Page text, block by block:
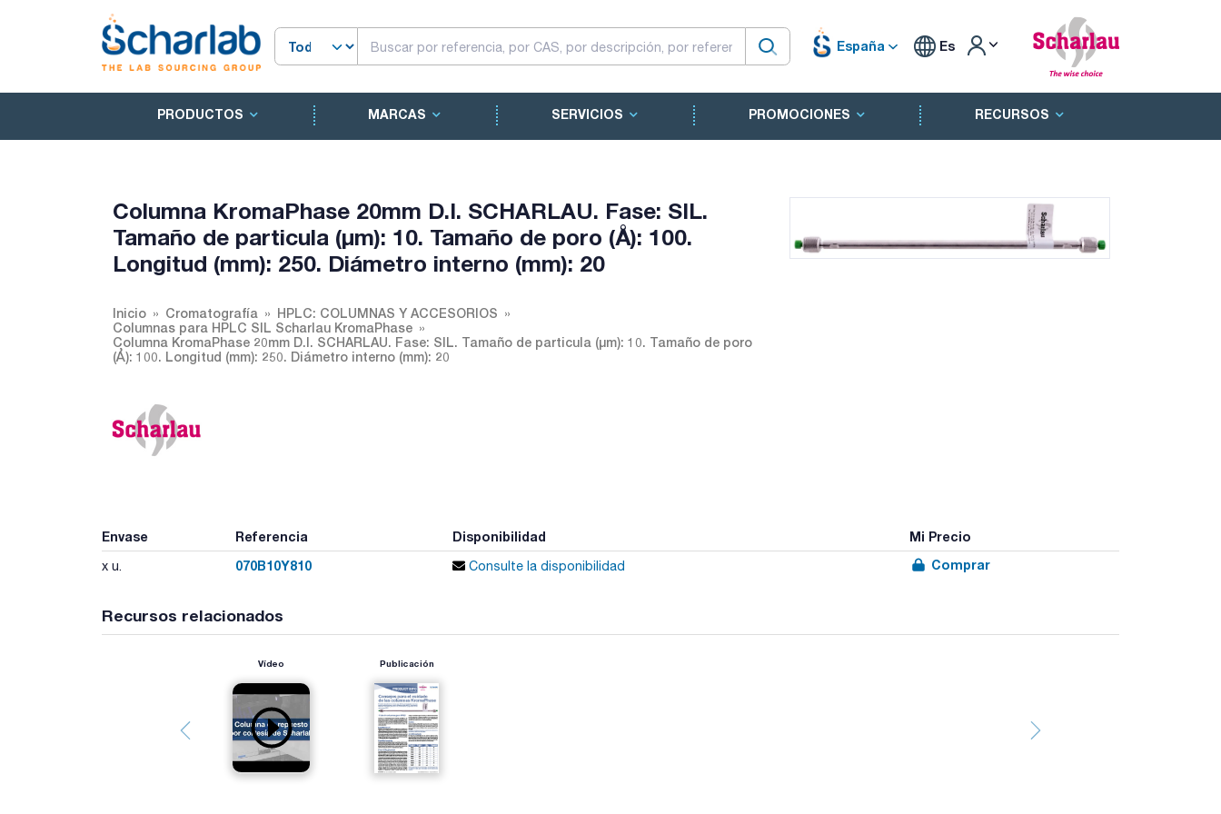
España Es
PRODUCTOS MARCAS SERVICIOS PROMOCIONES RECURSOS
Columna KromaPhase 20mm D.I. SCHARLAU. Fase: SIL.
Tamaño de particula (µm): 10. Tamaño de poro (Å): 100.
Longitud (mm): 250. Diámetro interno (mm): 20
Inicio Cromatografía
HPLC: COLUMNAS Y ACCESORIOS
Columnas para HPLC SIL Scharlau KromaPhase
Columna KromaPhase 20mm D.I. SCHARLAU. Fase: SIL. Tamaño de particula (µm): 10. Tamaño de poro
(Å): 100. Longitud (mm): 250. Diámetro interno (mm): 20
Envase Referencia Disponibilidad Mi Precio
x u. 070B10Y810 Consulte la disponibilidad Comprar
Recursos relacionados
Vídeo Publicación